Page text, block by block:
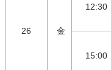
26 金
12:30
15:00